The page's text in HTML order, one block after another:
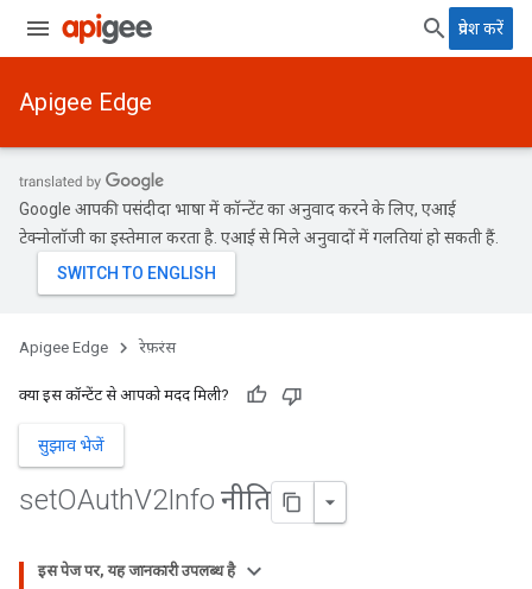
प्रवेश करें
Apigee Edge
Google आपकी पसंदीदा भाषा में कॉन्टेंट का अनुवाद करने के लिए, एआई
टेक्नोलॉजी का इस्तेमाल करता है. एआई से मिले अनुवादों में गलतियां हो सकती हैं.
Apigee Edge रेफ़रंस
क्या इस कॉन्टेंट से आपको मदद मिली?
सुझाव भेजें
setOAuthV2Info नीति
इस पेज पर, यह जानकारी उपलब्ध है